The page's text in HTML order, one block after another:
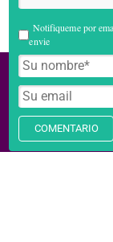
Notifiqueme por
envie
COMENTARIO
(C) 2026
Historias de
cookies